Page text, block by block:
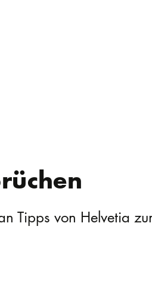
Tipps von Helvetia